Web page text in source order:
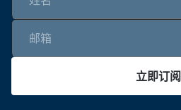
立即订阅